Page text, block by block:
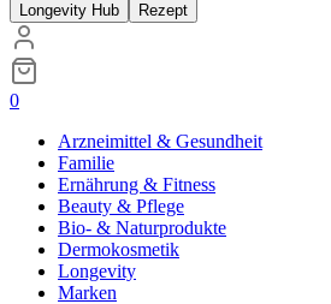
Longevity Hub Rezept
0
Arzneimittel & Gesundheit
Familie
Ernährung & Fitness
Beauty & Pflege
Bio- & Naturprodukte
Dermokosmetik
Longevity
Marken